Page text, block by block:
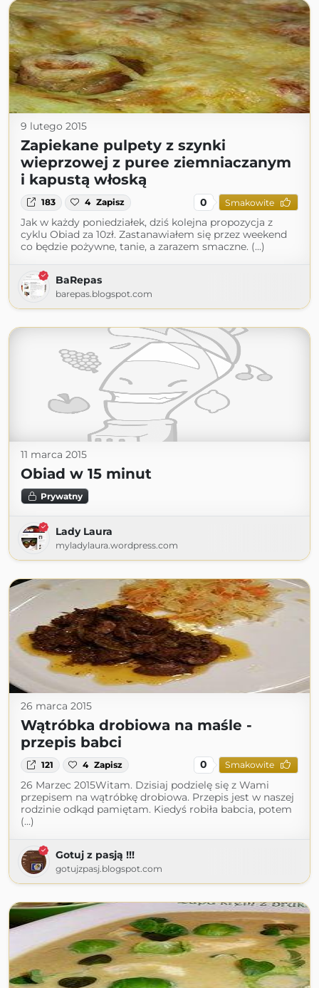
9 lutego 2015
Zapiekane pulpety z szynki
wieprzowej z puree ziemniaczanym
i kapustą włoską
183 4 Zapisz 0 Smakowite
Jak w każdy poniedziałek, dziś kolejna propozycja z
cyklu Obiad za 10zł. Zastanawiałem się przez weekend
co będzie pożywne, tanie, a zarazem smaczne. (...)
BaRepas
barepas.blogspot.com
11 marca 2015
Obiad w 15 minut
Prywatny
Lady Laura
myladylaura.wordpress.com
26 marca 2015
Wątróbka drobiowa na maśle -
przepis babci
121 4 Zapisz 0 Smakowite
26 Marzec 2015Witam. Dzisiaj podzielę się z Wami
przepisem na wątróbkę drobiowa. Przepis jest w naszej
rodzinie odkąd pamiętam. Kiedyś robiła babcia, potem
(...)
Gotuj z pasją !!!
gotujzpasj.blogspot.com